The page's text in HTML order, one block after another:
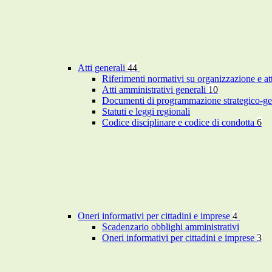
Atti generali 44
Riferimenti normativi su organizzazione e
Atti amministrativi generali 10
Documenti di programmazione strategico-
Statuti e leggi regionali
Codice disciplinare e codice di condotta 6
Oneri informativi per cittadini e imprese 4
Scadenzario obblighi amministrativi
Oneri informativi per cittadini e imprese 3